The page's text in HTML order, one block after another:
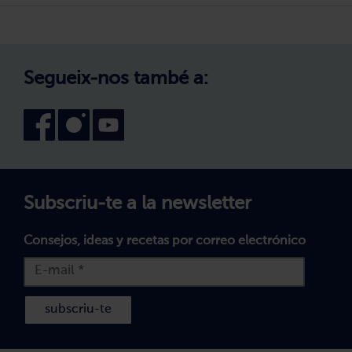
Declaració d'accessibilitat
Política de Galetes
Segueix-nos també a:
Subscriu-te a la newsletter
Consejos, ideas y recetas por correo electrónico
subscriu-te